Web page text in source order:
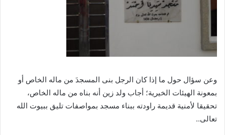
وعن سؤال حول ما إذا كان الرجل بنى المسجدَ من ماله الخاص أو
بمعونة الهيئات الخيرية؛ أجاب ولد زين أنه بناه من ماله الخاص،
تحقيقا لأمنية قديمة راودته ببناء مسجد بمواصفات تليق ببيوت الله
تعالى..